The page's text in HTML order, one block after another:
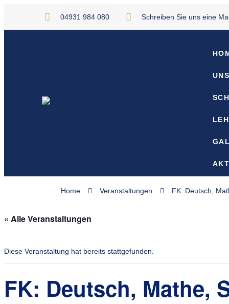
04931 984 080 Schreiben Sie uns eine
Home Veranstaltungen FK: Deutsch,
« Alle Veranstaltungen
Diese Veranstaltung hat bereits stattgefunden.
FK: Deutsch, Mathe,